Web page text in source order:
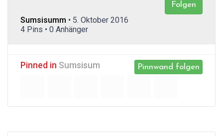
Folgen
Sumsisumm • 5. Oktober 2016
4 Pins • 0 Anhänger
Pinnwand folgen
Pinned in Sumsisum